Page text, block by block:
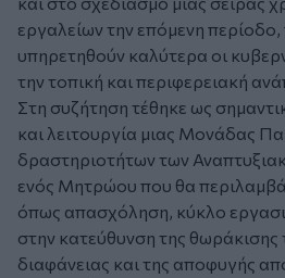
εργαλείων την επόμενη
υπηρετηθούν καλύτερα οι
την τοπική και περιφερειακή
Στη συζήτηση τέθηκε ως
και λειτουργία μιας Μονάδας
δραστηριοτήτων των
ενός Μητρώου που θα
όπως απασχόληση, κύκλο
στην κατεύθυνση της θωράκισης
διαφάνειας και της αποφυγής